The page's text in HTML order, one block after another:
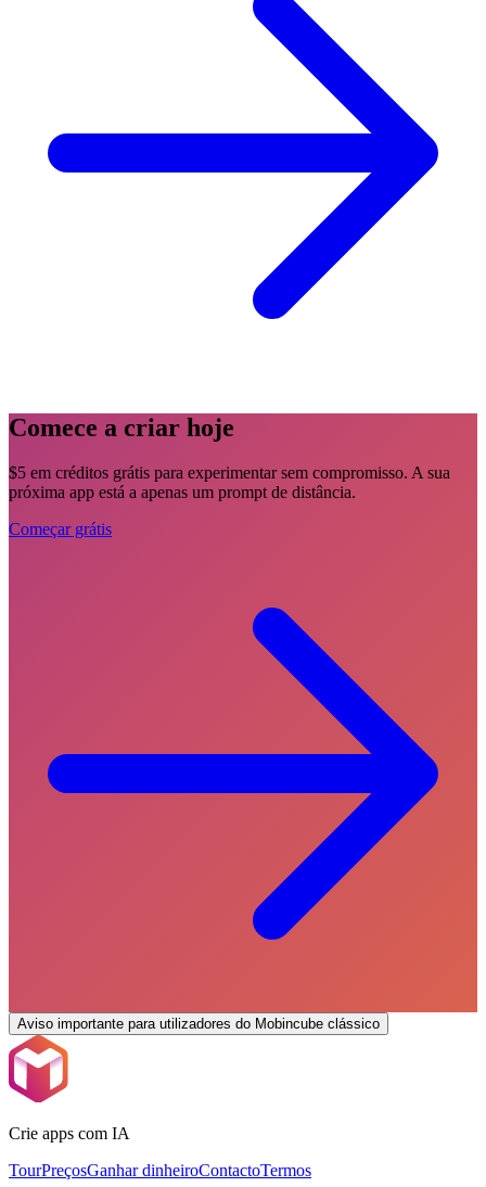
Comece a criar hoje
$5 em créditos grátis para experimentar sem compromisso. A sua
próxima app está a apenas um prompt de distância.
Começar grátis
Aviso importante para utilizadores do Mobincube clássico
Crie apps com IA
TourPreçosGanhar dinheiroContactoTermos